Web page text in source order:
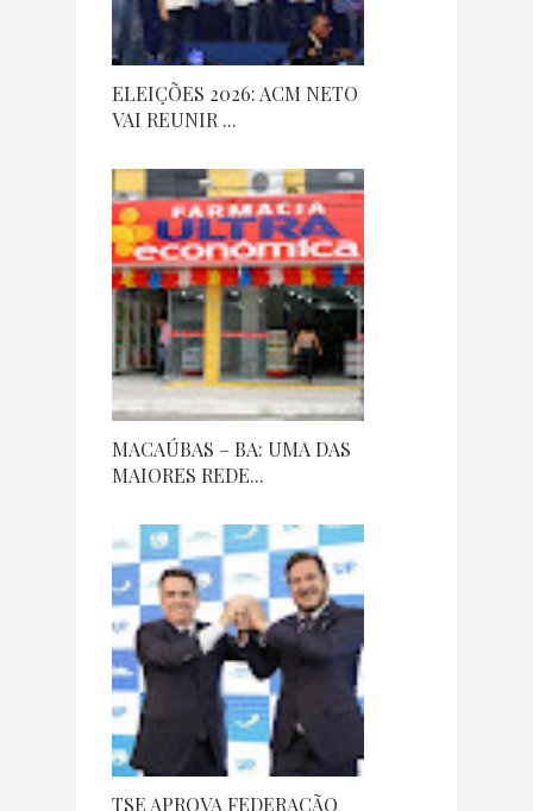
ELEIÇÕES 2026: ACM NETO
VAI REUNIR ...
MACAÚBAS – BA: UMA DAS
MAIORES REDE...
TSE APROVA FEDERAÇÃO